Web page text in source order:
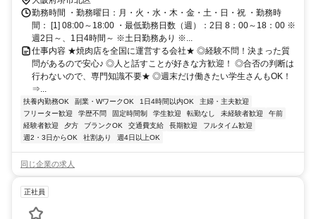
勤務時間 ・勤務曜日：月・火・水・木・金・土・日・祝 ・勤務時
間： [1] 08:00～18:00 ・最低勤務日数（週）：2日 8：00～18：00 ※
週2日～、1日4時間～ ※土日勤務あり ※...
仕事内容 ★焼肉店を全国に運営する会社★ ◎経験不問！決まった質
問があるので安心♪ ◎人と話すことが好きな方歓迎！ ◎合否の判断は
行わないので、専門知識不要★ ◎週末だけ働きたい学生さんもOK！
⇒...
扶養内勤務OK 副業・WワークOK 1日4時間以内OK
主婦・主夫歓迎
フリーター歓迎
学歴不問 固定時間制 学生歓迎 転勤なし 未経験者歓迎
午前
経験者歓迎
夕方 ブランクOK 交通費支給 長期歓迎
フルタイム歓迎
週2・3日からOK
社割あり 週4日以上OK
同じ企業の求人
正社員